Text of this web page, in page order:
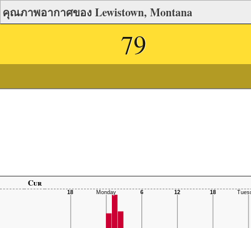
คุณภาพอากาศของ Lewistown, Montana
79
Cur